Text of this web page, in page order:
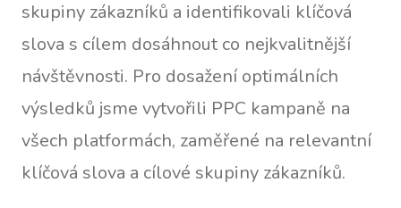
skupiny zákazníků a identifikovali klíčová
slova s cílem dosáhnout co nejkvalitnější
návštěvnosti. Pro dosažení optimálních
výsledků jsme vytvořili PPC kampaně na
všech platformách, zaměřené na relevantní
klíčová slova a cílové skupiny zákazníků.